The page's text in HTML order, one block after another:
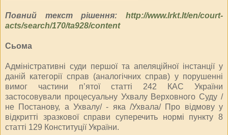
Повний текст рішення: http://www.lrkt.lt/en/court-
acts/search/170/ta928/content
Сьома
Адміністративні суди першої та апеляційної інстанції у
даній категорії справ (аналогічних справ) у порушенні
вимог частини п’ятої статті 242 КАС України
застосовували процесуальну Ухвалу Верховного Суду /
не Постанову, а Ухвалу/ - яка /Ухвала/ Про відмову у
відкритті зразкової справи суперечить нормі пункту 8
статті 129 Конституції України.